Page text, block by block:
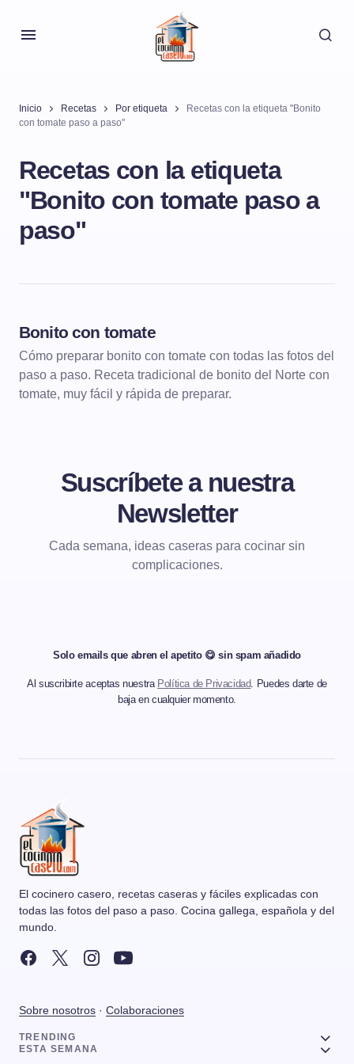
Inicio Recetas Por etiqueta
Recetas con la etiqueta "Bonito
con tomate paso a paso"
Recetas con la etiqueta
"Bonito con tomate paso a
paso"
Bonito con tomate
Cómo preparar bonito con tomate con todas las fotos del
paso a paso. Receta tradicional de bonito del Norte con
tomate, muy fácil y rápida de preparar.
Suscríbete a nuestra
Newsletter
Cada semana, ideas caseras para cocinar sin
complicaciones.
Solo emails que abren el apetito 😋 sin spam añadido
Al suscribirte aceptas nuestra Política de Privacidad. Puedes darte de
baja en cualquier momento.
El cocinero casero, recetas caseras y fáciles explicadas con
todas las fotos del paso a paso. Cocina gallega, española y del
mundo.
Sobre nosotros · Colaboraciones
TRENDING
ESTA SEMANA